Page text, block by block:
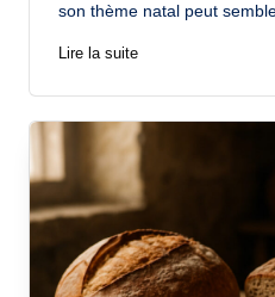
son thème natal peut
Lire la suite